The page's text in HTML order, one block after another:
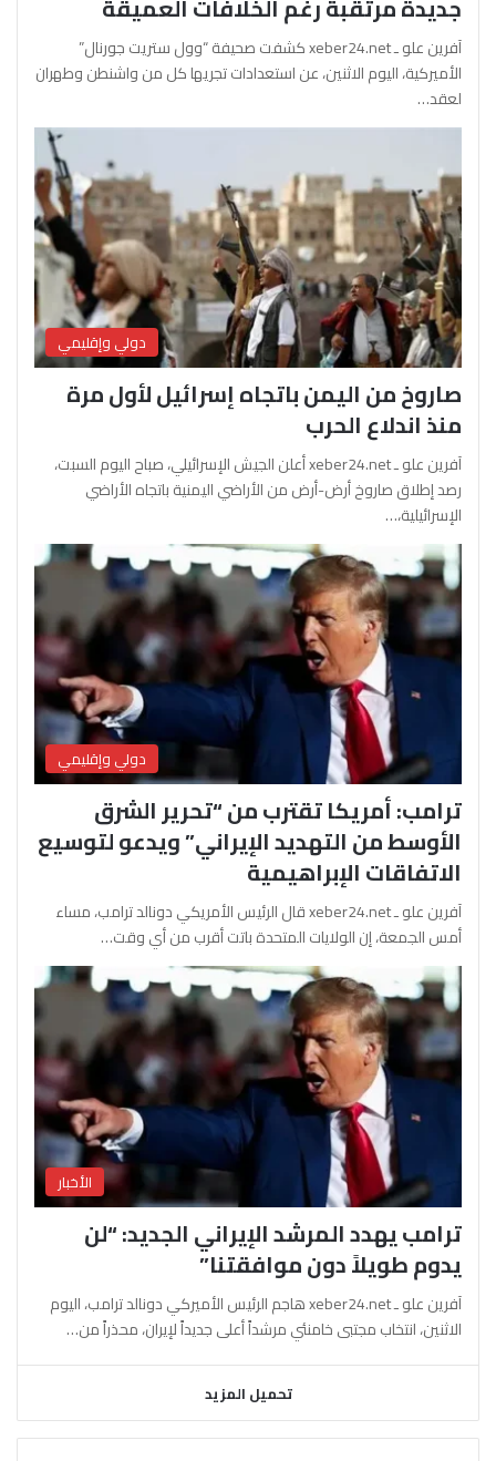
آفرين علو ـ xeber24.net كشفت صحيفة “وول ستريت جورنال”
الأميركية، اليوم الاثنين، عن استعدادات تجريها كل من واشنطن وطهران
لعقد…
دولي وإقليمي
صاروخ من اليمن باتجاه إسرائيل لأول مرة
منذ اندلاع الحرب
آفرين علو ـ xeber24.net أعلن الجيش الإسرائيلي، صباح اليوم السبت،
رصد إطلاق صاروخ أرض-أرض من الأراضي اليمنية باتجاه الأراضي
الإسرائيلية،…
دولي وإقليمي
ترامب: أمريكا تقترب من “تحرير الشرق
الأوسط من التهديد الإيراني” ويدعو لتوسيع
الاتفاقات الإبراهيمية
آفرين علو ـ xeber24.net قال الرئيس الأمريكي دونالد ترامب، مساء
أمس الجمعة، إن الولايات المتحدة باتت أقرب من أي وقت…
الأخبار
ترامب يهدد المرشد الإيراني الجديد: “لن
يدوم طويلاً دون موافقتنا”
آفرين علو ـ xeber24.net هاجم الرئيس الأميركي دونالد ترامب، اليوم
الاثنين، انتخاب مجتبى خامنئي مرشداً أعلى جديداً لإيران، محذراً من…
تحميل المزيد